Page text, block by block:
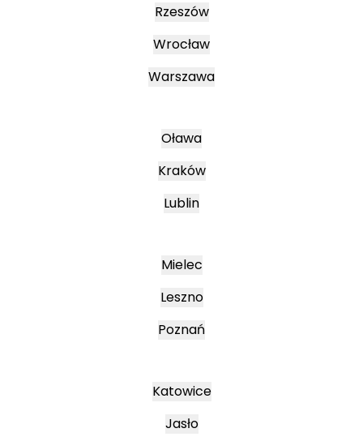
Rzeszów
Wrocław
Warszawa
Oława
Kraków
Lublin
Mielec
Leszno
Poznań
Katowice
Jasło